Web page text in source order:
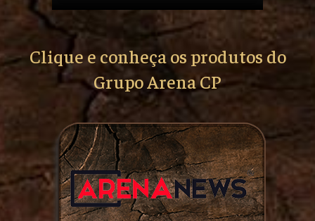
Clique e conheça os produtos do
Grupo Arena CP